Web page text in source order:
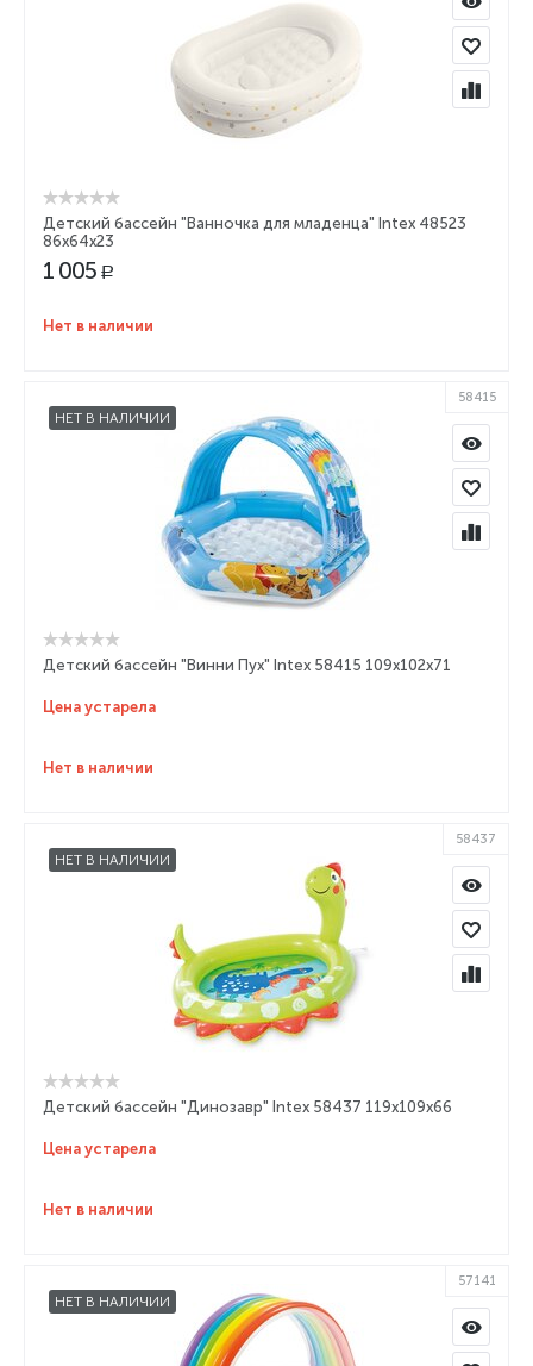
Детский бассейн "Ванночка для младенца" Intex 48523
86х64х23
1 005 Р
Нет в наличии
НЕТ В НАЛИЧИИ
58415
Детский бассейн "Винни Пух" Intex 58415 109x102x71
Цена устарела
Нет в наличии
НЕТ В НАЛИЧИИ
58437
Детский бассейн "Динозавр" Intex 58437 119x109x66
Цена устарела
Нет в наличии
НЕТ В НАЛИЧИИ
57141